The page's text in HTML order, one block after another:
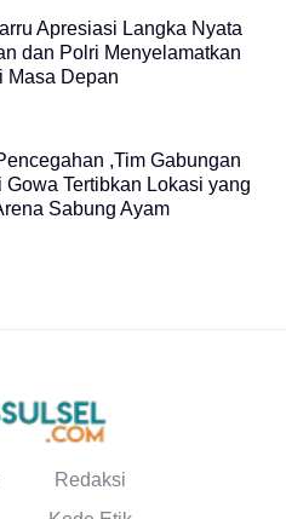
Apresiasi Langka Nyata
dan Polri Menyelamatkan
Masa Depan
,Tim Gabungan
Gowa Tertibkan Lokasi yang
Sabung Ayam
Redaksi